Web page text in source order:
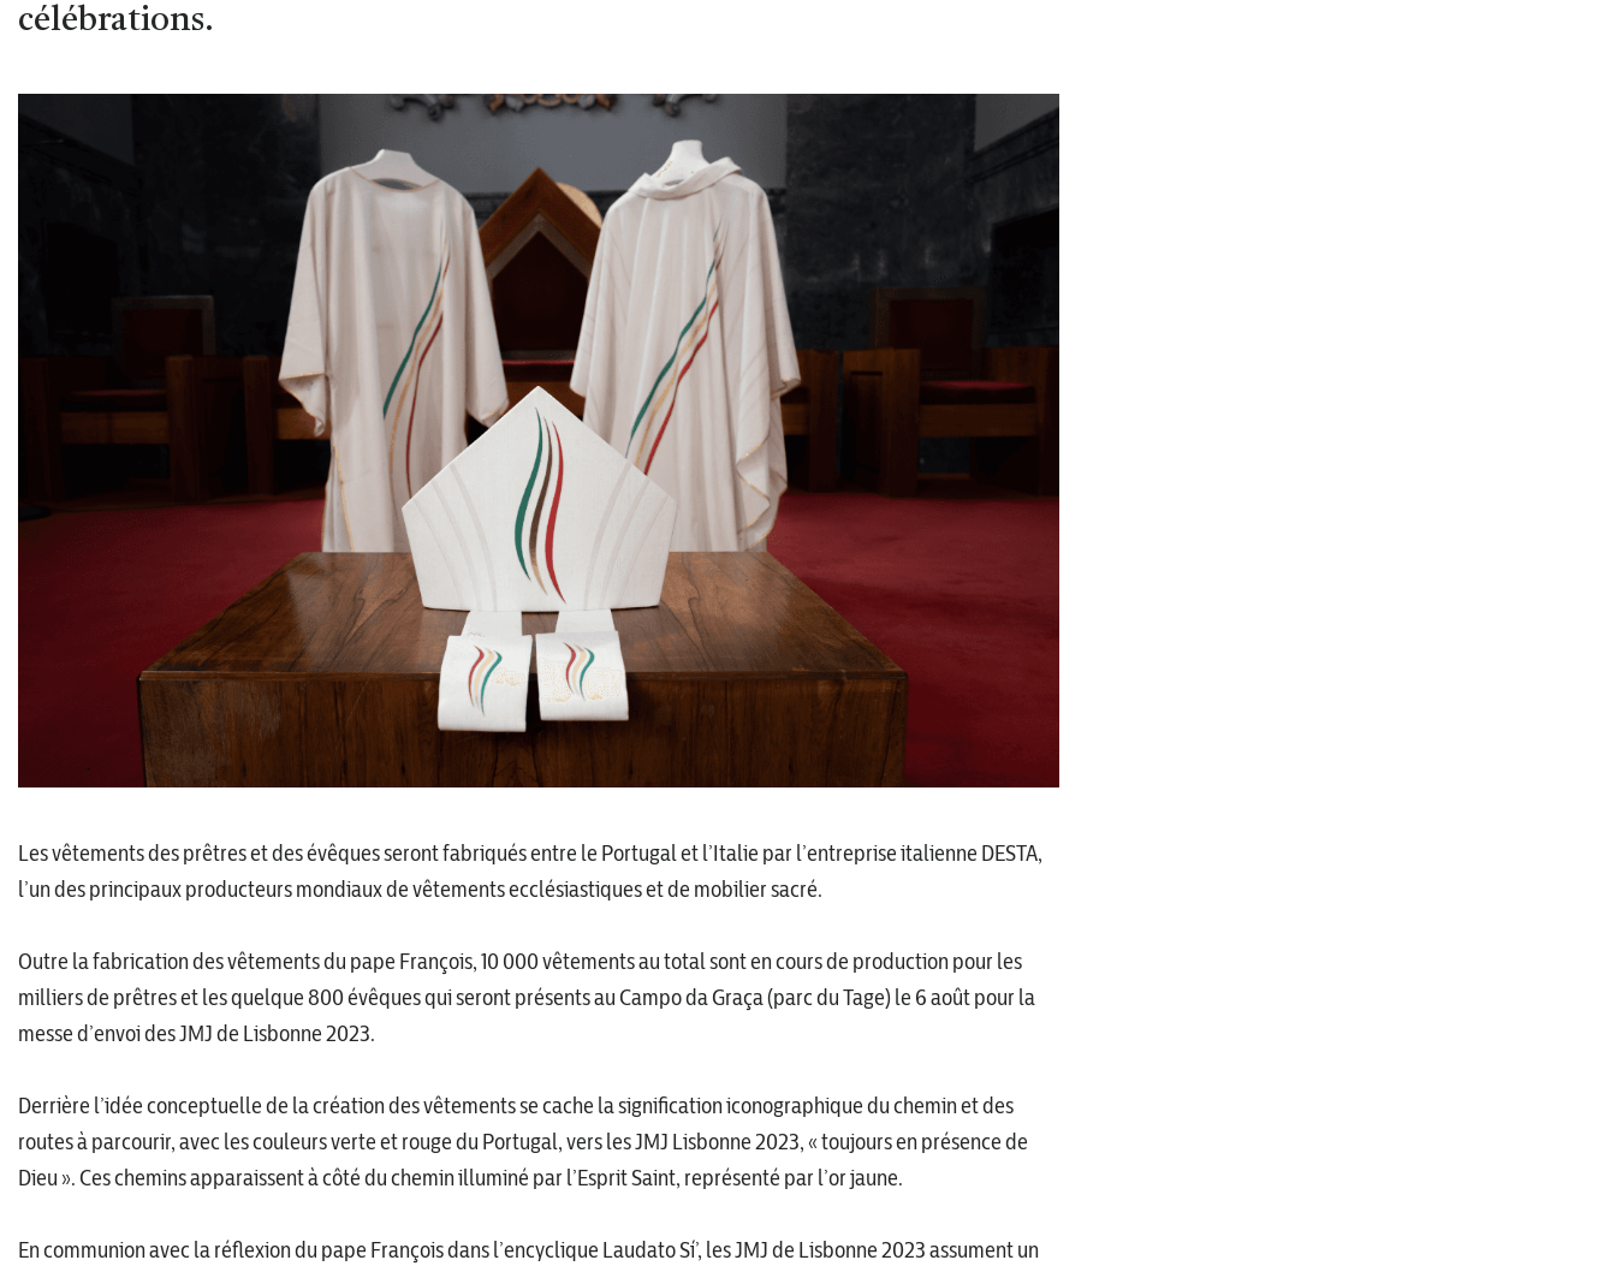
célébrations.
Les vêtements des prêtres et des évêques seront fabriqués entre le Portugal et l’Italie par l’entreprise italienne DESTA,
l’un des principaux producteurs mondiaux de vêtements ecclésiastiques et de mobilier sacré.
Outre la fabrication des vêtements du pape François, 10 000 vêtements au total sont en cours de production pour les
milliers de prêtres et les quelque 800 évêques qui seront présents au Campo da Graça (parc du Tage) le 6 août pour la
messe d’envoi des JMJ de Lisbonne 2023.
Derrière l’idée conceptuelle de la création des vêtements se cache la signification iconographique du chemin et des
routes à parcourir, avec les couleurs verte et rouge du Portugal, vers les JMJ Lisbonne 2023, « toujours en présence de
Dieu ». Ces chemins apparaissent à côté du chemin illuminé par l’Esprit Saint, représenté par l’or jaune.
En communion avec la réflexion du pape François dans l’encyclique Laudato Sí’, les JMJ de Lisbonne 2023 assument un